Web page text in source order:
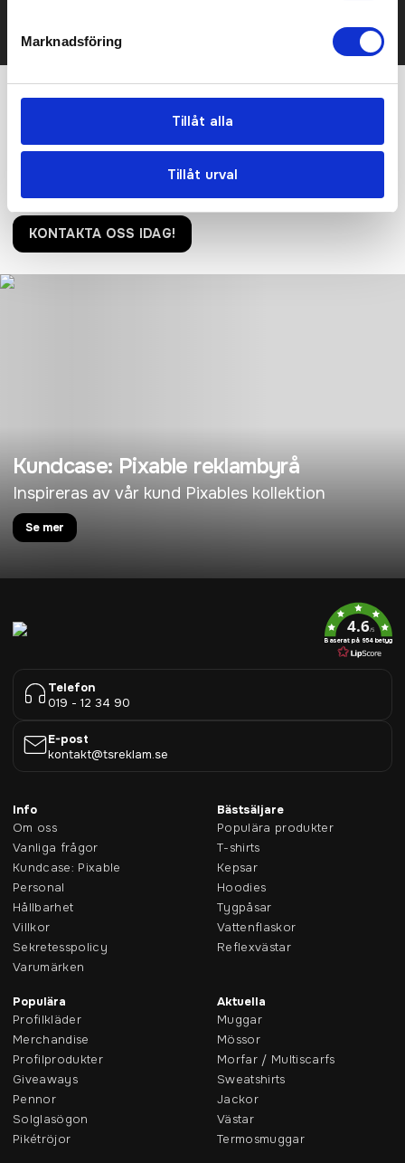
Marknadsföring
Tillåt alla
Tillåt urval
Få personlig hjälp av oss när ni beställer, vi finns här hela
resan, från första frågan tills ni har era nya produkter i handen.
KONTAKTA OSS IDAG!
Kundcase: Pixable reklambyrå
Inspireras av vår kund Pixables kollektion
Se mer
4.6/5
Baserat på 954 betyg
Telefon
019 - 12 34 90
E-post
kontakt@tsreklam.se
Info
Om oss
Vanliga frågor
Kundcase: Pixable
Personal
Hållbarhet
Villkor
Sekretesspolicy
Varumärken
Bästsäljare
Populära produkter
T-shirts
Kepsar
Hoodies
Tygpåsar
Vattenflaskor
Reflexvästar
Populära
Profilkläder
Merchandise
Profilprodukter
Giveaways
Pennor
Solglasögon
Pikétröjor
Aktuella
Muggar
Mössor
Morfar / Multiscarfs
Sweatshirts
Jackor
Västar
Termosmuggar